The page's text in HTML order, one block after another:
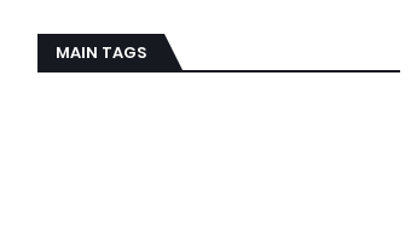
MAIN TAGS